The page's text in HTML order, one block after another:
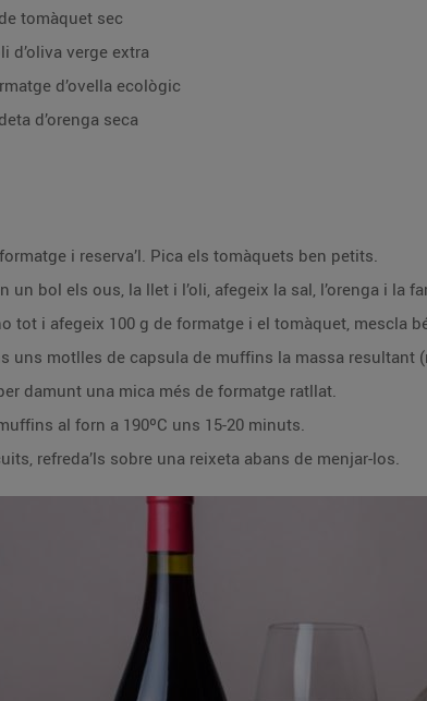
tomàquet sec
d’oliva verge extra
d’ovella ecològic
d’orenga seca
i reserva’l. Pica els tomàquets ben petits.
un bol els ous, la llet i l’oli, afegeix la sal, l’orenga i la
tot i afegeix 100 g de formatge i el tomàquet, mescla
uns motlles de capsula de muffins la massa resultant
damunt una mica més de formatge ratllat.
al forn a 190ºC uns 15-20 minuts.
refreda’ls sobre una reixeta abans de menjar-los.